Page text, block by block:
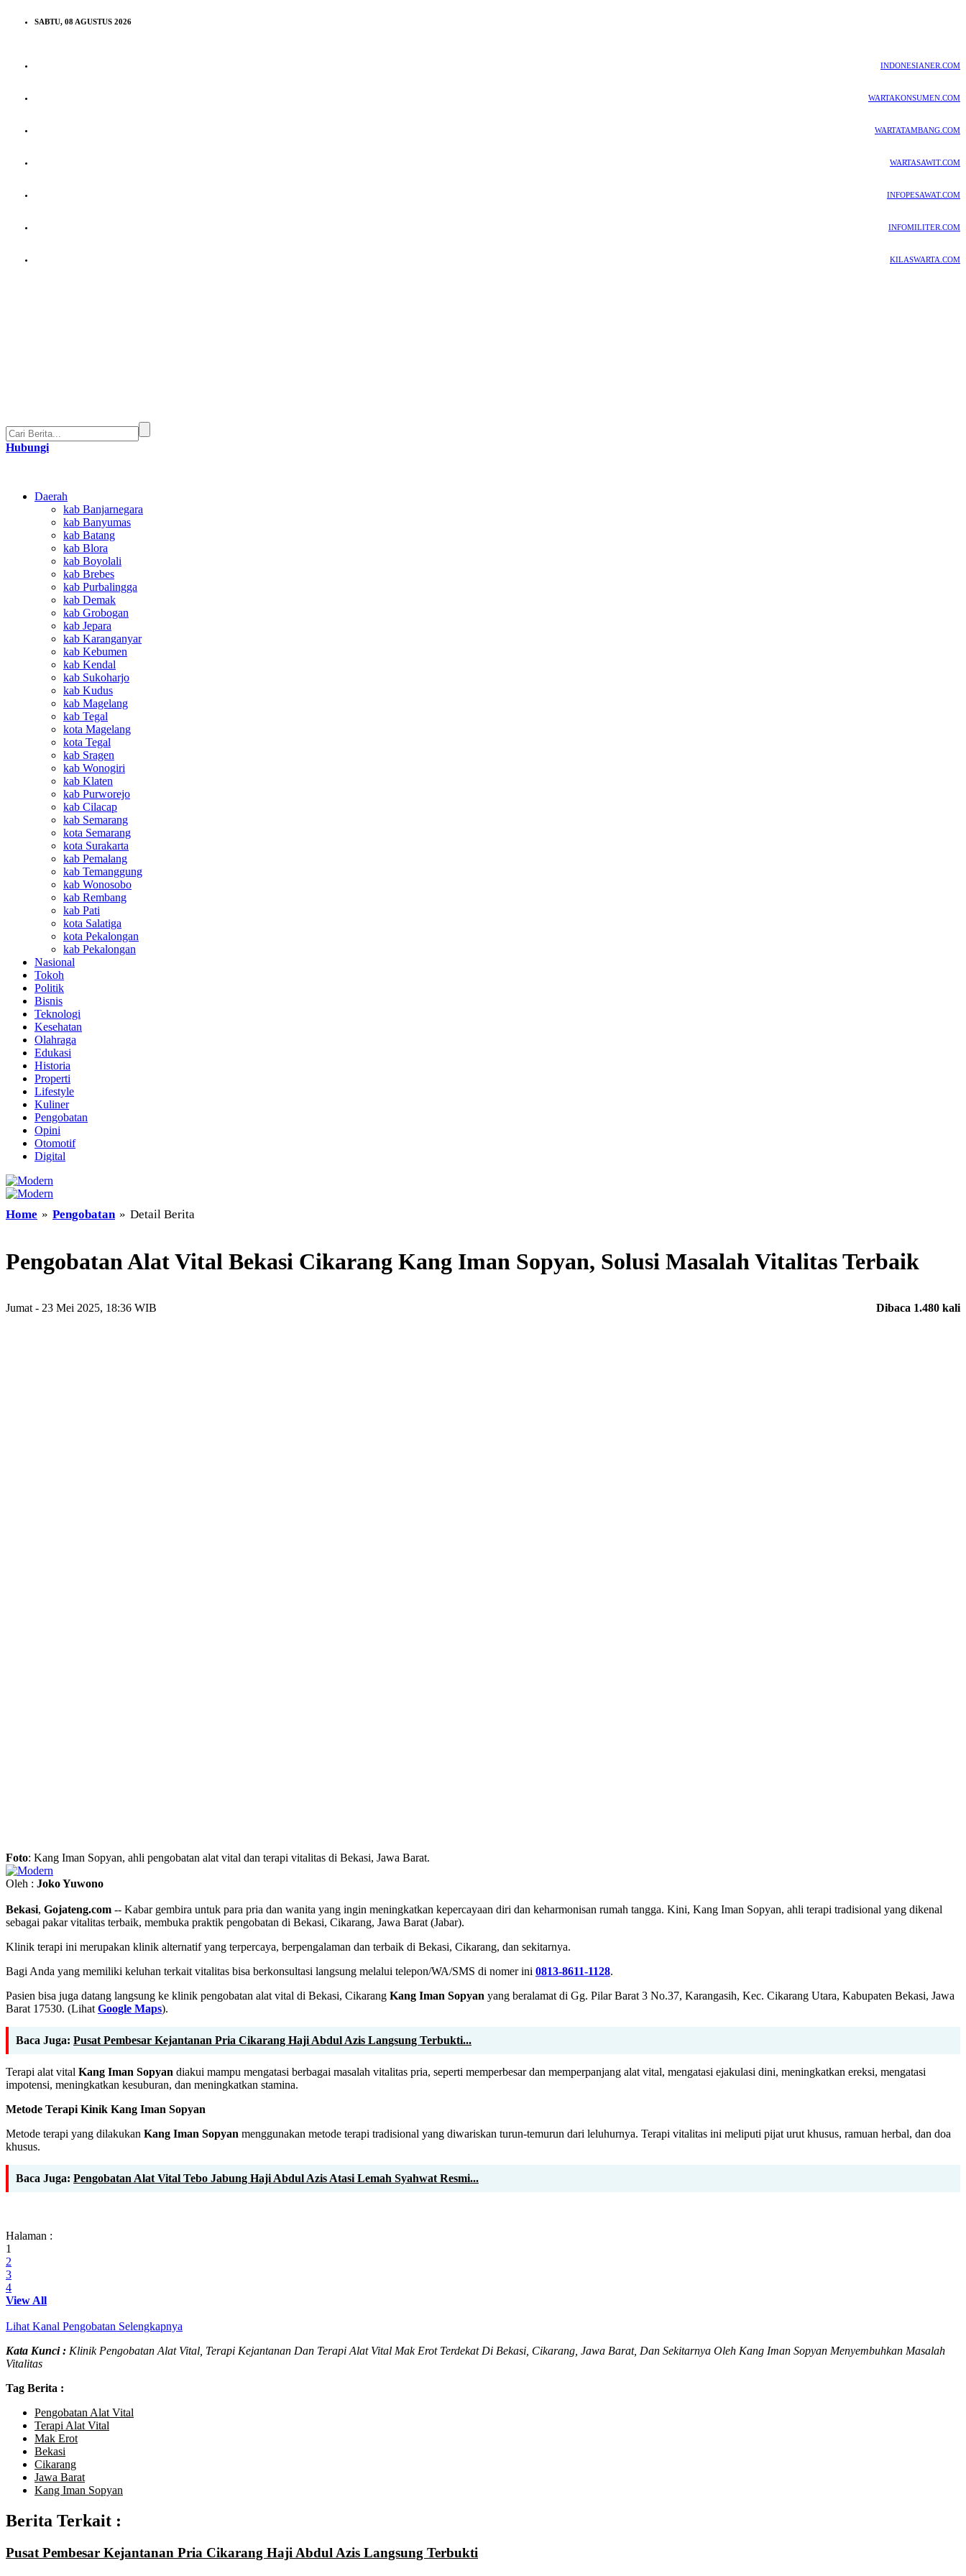
SABTU, 08 AGUSTUS 2026
INDONESIANER.COM
WARTAKONSUMEN.COM
WARTATAMBANG.COM
WARTASAWIT.COM
INFOPESAWAT.COM
INFOMILITER.COM
KILASWARTA.COM
Hubungi
Daerah
kab Banjarnegara
kab Banyumas
kab Batang
kab Blora
kab Boyolali
kab Brebes
kab Purbalingga
kab Demak
kab Grobogan
kab Jepara
kab Karanganyar
kab Kebumen
kab Kendal
kab Sukoharjo
kab Kudus
kab Magelang
kab Tegal
kota Magelang
kota Tegal
kab Sragen
kab Wonogiri
kab Klaten
kab Purworejo
kab Cilacap
kab Semarang
kota Semarang
kota Surakarta
kab Pemalang
kab Temanggung
kab Wonosobo
kab Rembang
kab Pati
kota Salatiga
kota Pekalongan
kab Pekalongan
Nasional
Tokoh
Politik
Bisnis
Teknologi
Kesehatan
Olahraga
Edukasi
Historia
Properti
Lifestyle
Kuliner
Pengobatan
Opini
Otomotif
Digital
Home » Pengobatan » Detail Berita
Pengobatan Alat Vital Bekasi Cikarang Kang Iman Sopyan, Solusi Masalah Vitalitas Terbaik
Jumat - 23 Mei 2025, 18:36 WIB Dibaca 1.480 kali
Foto: Kang Iman Sopyan, ahli pengobatan alat vital dan terapi vitalitas di Bekasi, Jawa Barat.
Oleh : Joko Yuwono
Bekasi, Gojateng.com -- Kabar gembira untuk para pria dan wanita yang ingin meningkatkan kepercayaan diri dan keharmonisan rumah tangga. Kini, Kang Iman Sopyan, ahli terapi tradisional yang dikenal
sebagai pakar vitalitas terbaik, membuka praktik pengobatan di Bekasi, Cikarang, Jawa Barat (Jabar).
Klinik terapi ini merupakan klinik alternatif yang terpercaya, berpengalaman dan terbaik di Bekasi, Cikarang, dan sekitarnya.
Bagi Anda yang memiliki keluhan terkait vitalitas bisa berkonsultasi langsung melalui telepon/WA/SMS di nomer ini 0813-8611-1128.
Pasien bisa juga datang langsung ke klinik pengobatan alat vital di Bekasi, Cikarang Kang Iman Sopyan yang beralamat di Gg. Pilar Barat 3 No.37, Karangasih, Kec. Cikarang Utara, Kabupaten Bekasi, Jawa
Barat 17530. (Lihat Google Maps).
Baca Juga: Pusat Pembesar Kejantanan Pria Cikarang Haji Abdul Azis Langsung Terbukti...
Terapi alat vital Kang Iman Sopyan diakui mampu mengatasi berbagai masalah vitalitas pria, seperti memperbesar dan memperpanjang alat vital, mengatasi ejakulasi dini, meningkatkan ereksi, mengatasi
impotensi, meningkatkan kesuburan, dan meningkatkan stamina.
Metode Terapi Kinik Kang Iman Sopyan
Metode terapi yang dilakukan Kang Iman Sopyan menggunakan metode terapi tradisional yang diwariskan turun-temurun dari leluhurnya. Terapi vitalitas ini meliputi pijat urut khusus, ramuan herbal, dan doa
khusus.
Baca Juga: Pengobatan Alat Vital Tebo Jabung Haji Abdul Azis Atasi Lemah Syahwat Resmi...
Halaman :
1
2
3
4
View All
Lihat Kanal Pengobatan Selengkapnya
Kata Kunci : Klinik Pengobatan Alat Vital, Terapi Kejantanan Dan Terapi Alat Vital Mak Erot Terdekat Di Bekasi, Cikarang, Jawa Barat, Dan Sekitarnya Oleh Kang Iman Sopyan Menyembuhkan Masalah
Vitalitas
Tag Berita :
Pengobatan Alat Vital
Terapi Alat Vital
Mak Erot
Bekasi
Cikarang
Jawa Barat
Kang Iman Sopyan
Berita Terkait :
Pusat Pembesar Kejantanan Pria Cikarang Haji Abdul Azis Langsung Terbukti